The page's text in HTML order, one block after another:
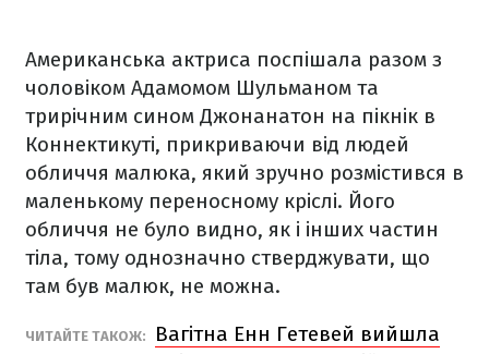
Американська актриса поспішала разом з
чоловіком Адамомом Шульманом та
трирічним сином Джонанатон на пікнік в
Коннектикуті, прикриваючи від людей
обличчя малюка, який зручно розмістився в
маленькому переносному кріслі. Його
обличчя не було видно, як і інших частин
тіла, тому однозначно стверджувати, що
там був малюк, не можна.
ЧИТАЙТЕ ТАКОЖ:
Вагітна Енн Гетевей вийшла